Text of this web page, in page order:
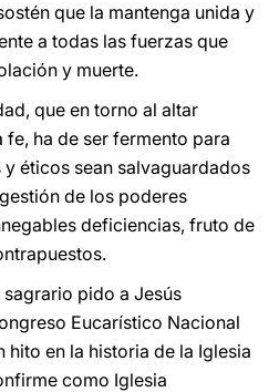
que la mantenga unida y
a todas las fuerzas que
y muerte.
que en torno al altar
ha de ser fermento para
éticos sean salvaguardados
de los poderes
deficiencias, fruto de
sagrario pido a Jesús
Eucarístico Nacional
hito en la historia de la Iglesia
como Iglesia